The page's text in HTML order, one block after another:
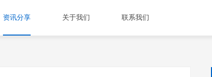
资讯分享 关于我们 联系我们